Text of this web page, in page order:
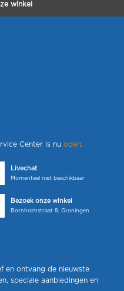
winkel
Center is nu open.
Livechat
Momenteel niet beschikbaar
Bezoek onze winkel
Bornholmstraat 8, Groningen
en ontvang de nieuwste
speciale aanbiedingen en